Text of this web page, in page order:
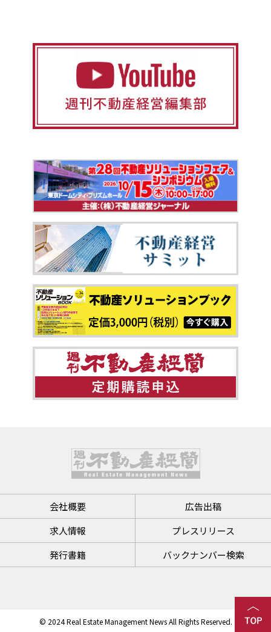
会社概要
広告出稿
求人情報
プレスリリース
発行書籍
バックナンバー検索
© 2024 Real Estate Management News All Rights Reserved.